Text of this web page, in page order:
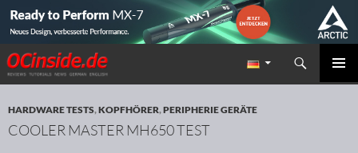
Redaktion ocinside.de PC Hardware Portal
Suchen
ZUM INHALT SPRINGEN
HARDWARE TESTS,KOPFHÖRER,PERIPHERIE GERÄTE
COOLER MASTER MH650 TEST